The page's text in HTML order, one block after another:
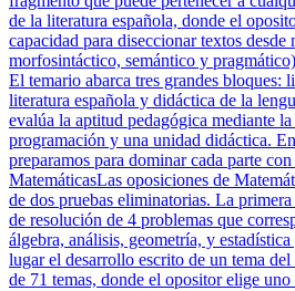
de la literatura española, donde el
capacidad para diseccionar textos
morfosintáctico, semántico y
El temario abarca tres grandes bloques:
literatura española y didáctica de la
evalúa la aptitud pedagógica mediante
programación y una unidad didáctica.
preparamos para dominar cada parte
MatemáticasLas oposiciones de
de dos pruebas eliminatorias. La
de resolución de 4 problemas que
álgebra, análisis, geometría, y
lugar el desarrollo escrito de un tema
de 71 temas, donde el opositor elige